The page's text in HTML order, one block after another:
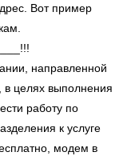
Вот пример
направленной
в целях выполнения
работу по
к услуге
модем в